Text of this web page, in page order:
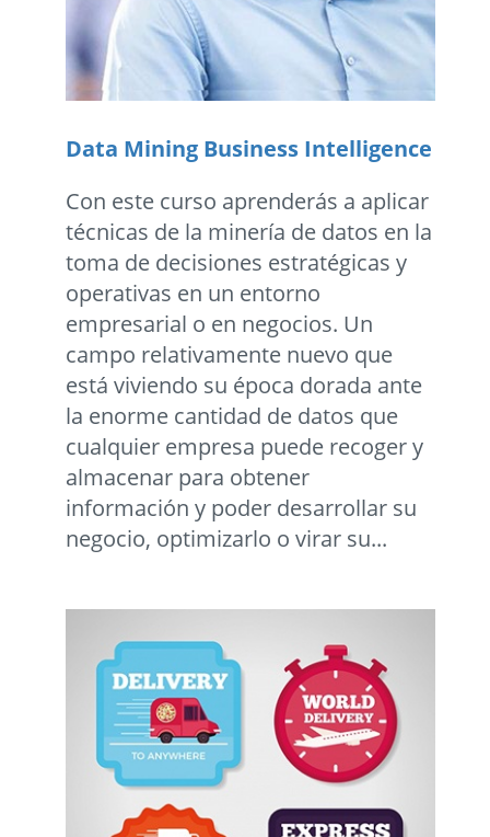
Data Mining Business Intelligence
Con este curso aprenderás a aplicar
técnicas de la minería de datos en la
toma de decisiones estratégicas y
operativas en un entorno
empresarial o en negocios. Un
campo relativamente nuevo que
está viviendo su época dorada ante
la enorme cantidad de datos que
cualquier empresa puede recoger y
almacenar para obtener
información y poder desarrollar su
negocio, optimizarlo o virar su...